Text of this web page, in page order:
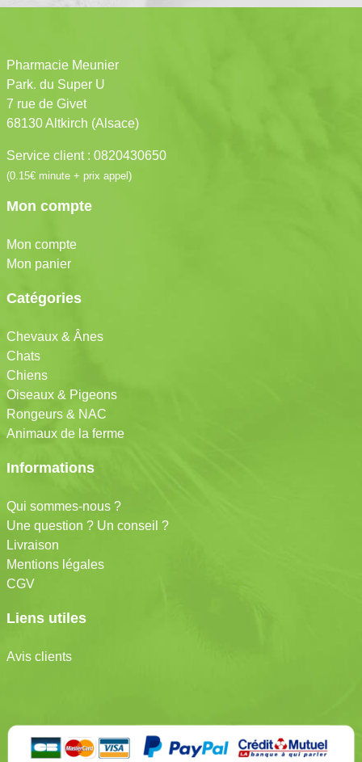
Pharmacie Meunier
Park. du Super U
7 rue de Givet
68130 Altkirch (Alsace)
Service client : 0820430650
(0.15€ minute + prix appel)
Mon compte
Mon compte
Mon panier
Catégories
Chevaux & Ânes
Chats
Chiens
Oiseaux & Pigeons
Rongeurs & NAC
Animaux de la ferme
Informations
Qui sommes-nous ?
Une question ? Un conseil ?
Livraison
Mentions légales
CGV
Liens utiles
Avis clients